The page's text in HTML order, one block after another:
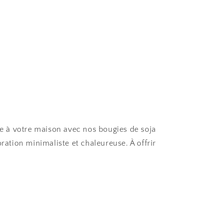
à votre maison avec nos bougies de soja
minimaliste et chaleureuse. À offrir